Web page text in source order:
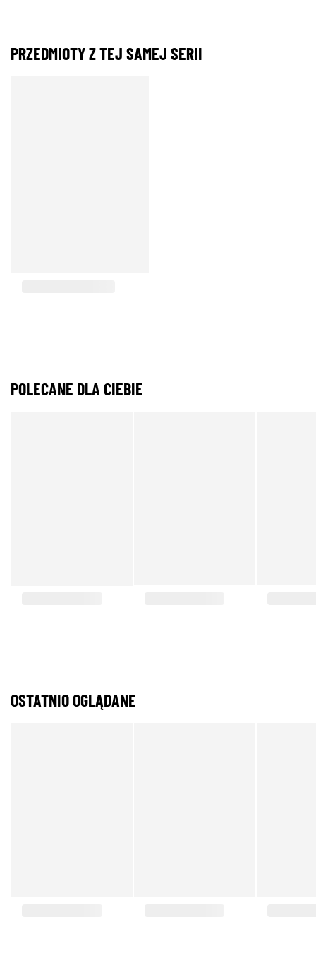
PRZEDMIOTY Z TEJ SAMEJ SERII
POLECANE DLA CIEBIE
OSTATNIO OGLĄDANE